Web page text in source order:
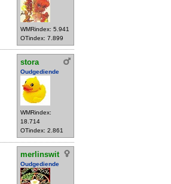
WMRindex: 5.941
OTindex: 7.899
stora
Oudgediende
WMRindex:
18.714
OTindex: 2.861
merlinswit
Oudgediende